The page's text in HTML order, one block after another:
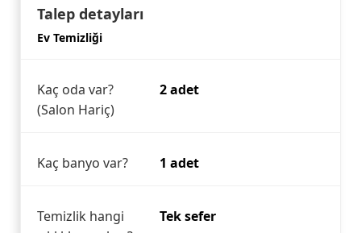
Talep detayları
Ev Temizliği
Kaç oda var?
(Salon Hariç)
2 adet
Kaç banyo var? 1 adet
Temizlik hangi
Tek sefer